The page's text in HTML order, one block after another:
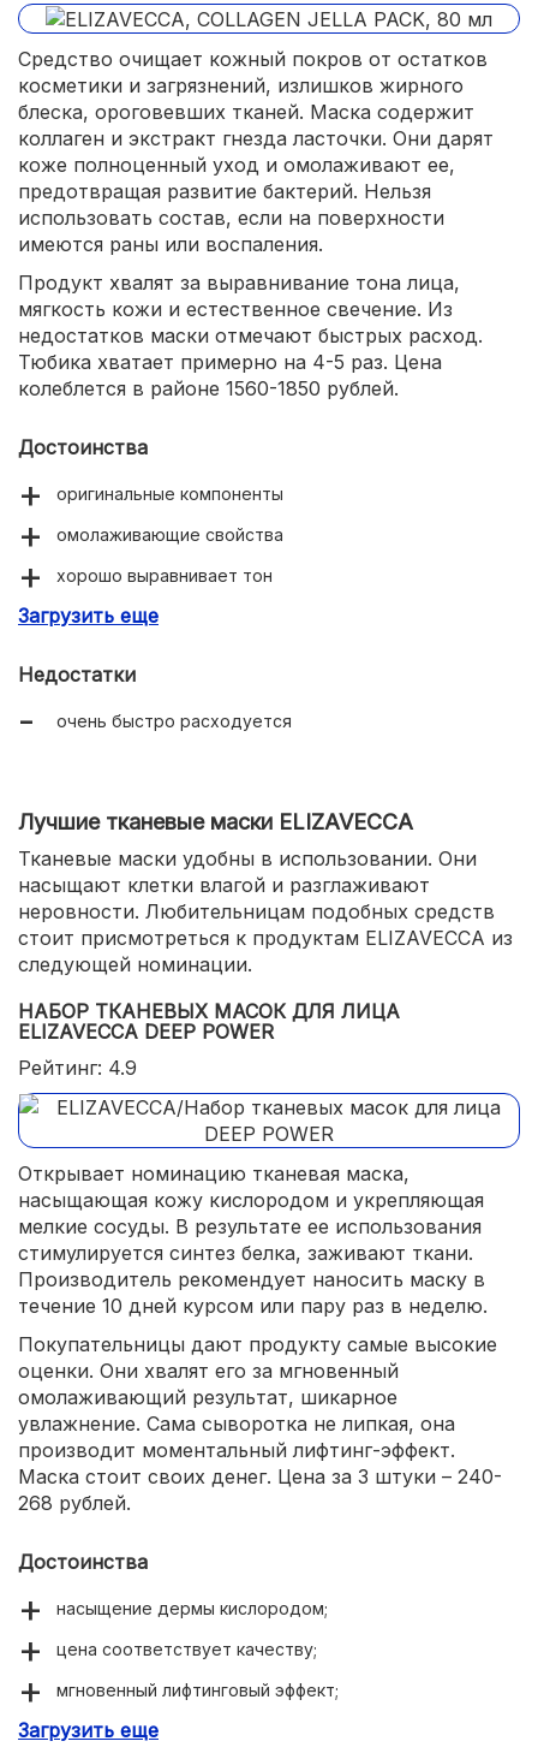
Средство очищает кожный покров от остатков
косметики и загрязнений, излишков жирного
блеска, ороговевших тканей. Маска содержит
коллаген и экстракт гнезда ласточки. Они дарят
коже полноценный уход и омолаживают ее,
предотвращая развитие бактерий. Нельзя
использовать состав, если на поверхности
имеются раны или воспаления.
Продукт хвалят за выравнивание тона лица,
мягкость кожи и естественное свечение. Из
недостатков маски отмечают быстрых расход.
Тюбика хватает примерно на 4-5 раз. Цена
колеблется в районе 1560-1850 рублей.
Достоинства
оригинальные компоненты
омолаживающие свойства
хорошо выравнивает тон
придает сияние коже
Загрузить еще
Недостатки
очень быстро расходуется
Лучшие тканевые маски ELIZAVECCA
Тканевые маски удобны в использовании. Они
насыщают клетки влагой и разглаживают
неровности. Любительницам подобных средств
стоит присмотреться к продуктам ELIZAVECCA из
следующей номинации.
НАБОР ТКАНЕВЫХ МАСОК ДЛЯ ЛИЦА
ELIZAVECCA DEEP POWER
Рейтинг: 4.9
Открывает номинацию тканевая маска,
насыщающая кожу кислородом и укрепляющая
мелкие сосуды. В результате ее использования
стимулируется синтез белка, заживают ткани.
Производитель рекомендует наносить маску в
течение 10 дней курсом или пару раз в неделю.
Покупательницы дают продукту самые высокие
оценки. Они хвалят его за мгновенный
омолаживающий результат, шикарное
увлажнение. Сама сыворотка не липкая, она
производит моментальный лифтинг-эффект.
Маска стоит своих денег. Цена за 3 штуки – 240-
268 рублей.
Достоинства
насыщение дермы кислородом;
цена соответствует качеству;
мгновенный лифтинговый эффект;
много хороших отзывов.
Загрузить еще